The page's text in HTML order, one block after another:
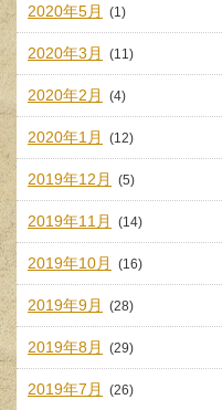
2020年5月 (1)
2020年3月 (11)
2020年2月 (4)
2020年1月 (12)
2019年12月 (5)
2019年11月 (14)
2019年10月 (16)
2019年9月 (28)
2019年8月 (29)
2019年7月 (26)